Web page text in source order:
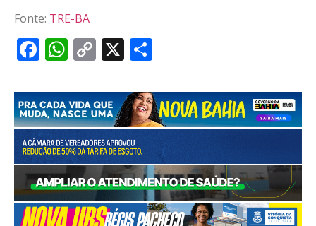
Fonte: TRE-BA
Facebook
WhatsApp
Copy
Link
X